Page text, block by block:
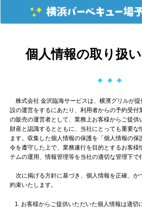
個人情報の取り扱
株式会社 金沢臨海サービスは、横濱グリルが
設の運営をするにあたり、利用者からの予約受付
の販売の運営者として、業務上お客様からご提供
財産と認識するとともに、当社にとっても重要な
ます。収集した個人情報の保護を「個人情報の
令を遵守した上で、業務遂行を目的とするお客様
テムの運用、情報管理等を当社の適切な管理下で
次に掲げる方針に基づき、個人情報を正確、か
約束いたします。
お客様からご提供いただいた個人情報は適切